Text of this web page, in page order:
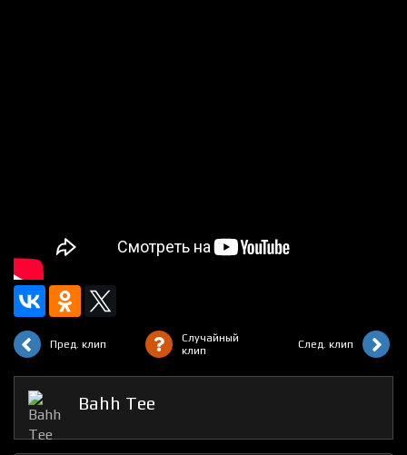
Пред. клип
Случайный
клип
След. клип
Bahh Tee